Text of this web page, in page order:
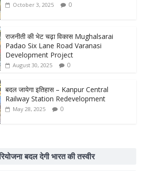
October 3, 2025 0
राजनीती की भेट चढ़ा विकास Mughalsarai
Padao Six Lane Road Varanasi
Development Project
August 30, 2025 0
बदल जायेगा इतिहास – Kanpur Central
Railway Station Redevelopment
May 28, 2025 0
बदल देगी भारत की तस्वीर